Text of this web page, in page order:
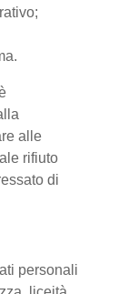
alle
rifiuto
di
personali